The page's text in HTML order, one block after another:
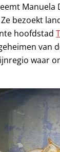
Manuela
bezoekt
hoofdstad
van
waar